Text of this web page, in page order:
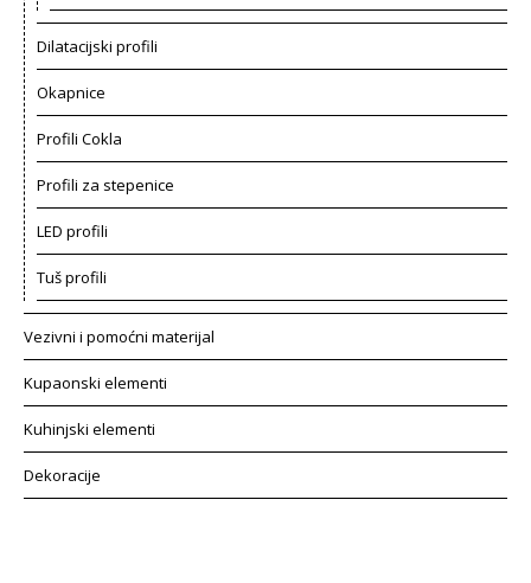
Dilatacijski profili
Okapnice
Profili Cokla
Profili za stepenice
LED profili
Tuš profili
Vezivni i pomoćni materijal
Kupaonski elementi
Kuhinjski elementi
Dekoracije